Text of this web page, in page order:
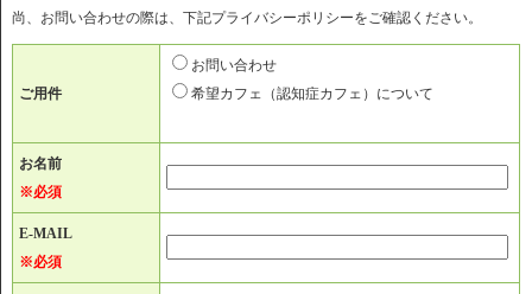
尚、お問い合わせの際は、下記プライバシーポリシーをご確認ください。
ご用件
お問い合わせ
希望カフェ（認知症カフェ）について
お名前
※必須
E-MAIL
※必須